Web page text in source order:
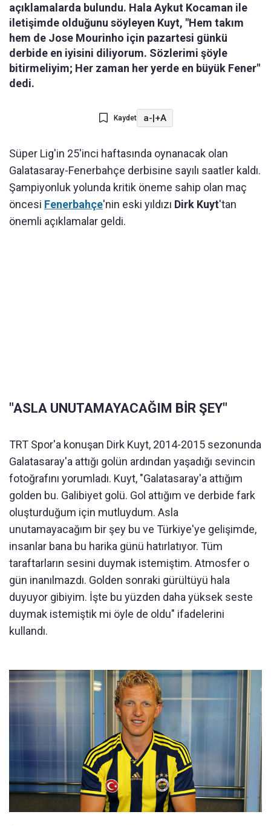
açıklamalarda bulundu. Hala Aykut Kocaman ile
iletişimde olduğunu söyleyen Kuyt, "Hem takım
hem de Jose Mourinho için pazartesi günkü
derbide en iyisini diliyorum. Sözlerimi şöyle
bitirmeliyim; Her zaman her yerde en büyük Fener"
dedi.
Kaydet a-|+A
Süper Lig'in 25'inci haftasında oynanacak olan
Galatasaray-Fenerbahçe derbisine sayılı saatler kaldı.
Şampiyonluk yolunda kritik öneme sahip olan maç
öncesi Fenerbahçe'nin eski yıldızı Dirk Kuyt'tan
önemli açıklamalar geldi.
"ASLA UNUTAMAYACAĞIM BİR ŞEY"
TRT Spor'a konuşan Dirk Kuyt, 2014-2015 sezonunda
Galatasaray'a attığı golün ardından yaşadığı sevincin
fotoğrafını yorumladı. Kuyt, "Galatasaray'a attığım
golden bu. Galibiyet golü. Gol attığım ve derbide fark
oluşturduğum için mutluydum. Asla
unutamayacağım bir şey bu ve Türkiye'ye gelişimde,
insanlar bana bu harika günü hatırlatıyor. Tüm
taraftarların sesini duymak istemiştim. Atmosfer o
gün inanılmazdı. Golden sonraki gürültüyü hala
duyuyor gibiyim. İşte bu yüzden daha yüksek seste
duymak istemiştik mi öyle de oldu" ifadelerini
kullandı.